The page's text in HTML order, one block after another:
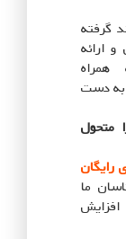
گرفته
ارائه
به دست
متحول
ما